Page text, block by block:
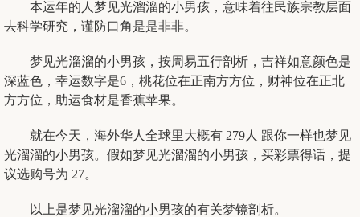
本运年的人梦见光溜溜的小男孩，意味着往民族宗教层面
去科学研究，谨防口角是是非非。
梦见光溜溜的小男孩，按周易五行剖析，吉祥如意颜色是
深蓝色，幸运数字是6，桃花位在正南方方位，财神位在正北
方方位，助运食材是香蕉苹果。
就在今天，海外华人全球里大概有 279人 跟你一样也梦见
光溜溜的小男孩。假如梦见光溜溜的小男孩，买彩票得话，提
议选购号为 27。
以上是梦见光溜溜的小男孩的有关梦镜剖析。